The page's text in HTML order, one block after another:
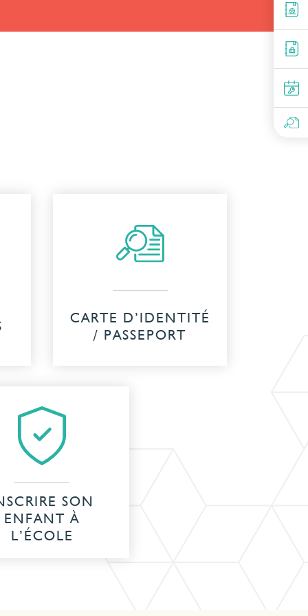
CARTE D’IDENTITÉ
/ PASSEPORT
SON
ENFANT À
L’ÉCOLE